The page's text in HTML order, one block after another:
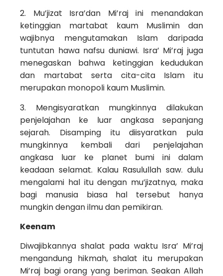
2. Mu’jizat Isra’dan Mi’raj ini menandakan
keting­gian martabat kaum Muslimin dan
wajibnya mengutamakan Islam daripada
tuntutan hawa nafsu duniawi. Isra’ Mi’raj juga
menegaskan bahwa ketinggian kedudu­kan
dan martabat serta cita-cita Islam itu
merupakan monopoli kaum Muslimin.
3. Mengisyaratkan mungkinnya dilakukan
penje­lajahan ke luar angkasa sepanjang
sejarah. Disamping itu diisyaratkan pula
mungkinnya kembali dari penjelajahan
angkasa luar ke planet bumi ini dalam
keadaan selamat. Kalau Rasulullah saw. dulu
mengalami hal itu dengan mu’jizatnya, maka
bagi manusia biasa hal tersebut hanya
mungkin dengan ilmu dan pemikiran.
Keenam
Diwajibkannya shalat pada waktu Isra’ Mi’raj
mengandung hikmah, shalat itu merupakan
Mi’raj bagi orang yang beriman. Seakan Allah